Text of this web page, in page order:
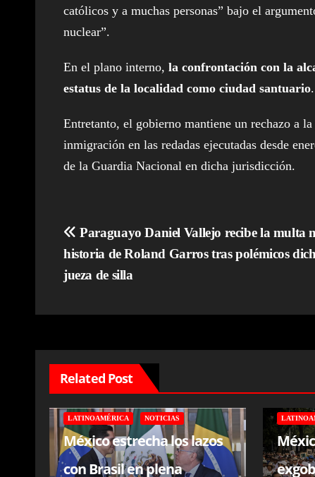
católicos y a muchas personas” bajo el
nuclear”.
En el plano interno, la confrontación con la
estatus de la localidad como ciudad santuario.
Entretanto, el gobierno mantiene un rechazo a
inmigración en las redadas ejecutadas desde
de la Guardia Nacional en dicha jurisdicción.
Navegación
de
Paraguayo Daniel Vallejo recibe la multa
historia de Roland Garros tras polémicos
jueza de silla
Related Post
LATINOAMÉRICA NOTICIAS
México estrecha los lazos
con Brasil en plena